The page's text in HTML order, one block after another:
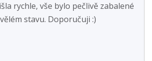
rychle, vše bylo pečlivě zabalené
stavu. Doporučuji :)